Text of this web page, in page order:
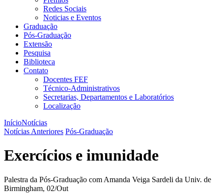
Redes Sociais
Noticias e Eventos
Graduação
Pós-Graduação
Extensão
Pesquisa
Biblioteca
Contato
Docentes FEF
Técnico-Administrativos
Secretarias, Departamentos e Laboratórios
Localização
InícioNotícias
Notícias Anteriores Pós-Graduação
Exercícios e imunidade
Palestra da Pós-Graduação com Amanda Veiga Sardeli da Univ. de
Birmingham, 02/Out